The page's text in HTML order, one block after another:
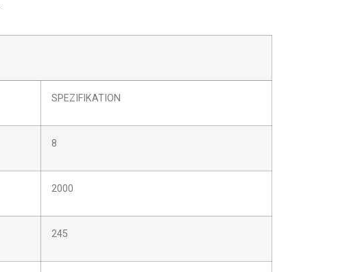
SPEZIFIKATION
8
2000
245